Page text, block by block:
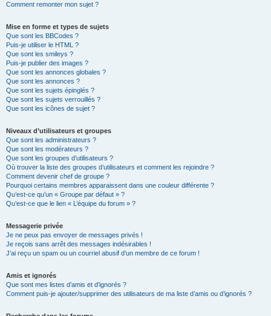
Comment remonter mon sujet ?
Mise en forme et types de sujets
Que sont les BBCodes ?
Puis-je utiliser le HTML ?
Que sont les smileys ?
Puis-je publier des images ?
Que sont les annonces globales ?
Que sont les annonces ?
Que sont les sujets épinglés ?
Que sont les sujets verrouillés ?
Que sont les icônes de sujet ?
Niveaux d’utilisateurs et groupes
Que sont les administrateurs ?
Que sont les modérateurs ?
Que sont les groupes d’utilisateurs ?
Où trouver la liste des groupes d’utilisateurs et comment les rejoindre ?
Comment devenir chef de groupe ?
Pourquoi certains membres apparaissent dans une couleur différente ?
Qu’est-ce qu’un « Groupe par défaut » ?
Qu’est-ce que le lien « L’équipe du forum » ?
Messagerie privée
Je ne peux pas envoyer de messages privés !
Je reçois sans arrêt des messages indésirables !
J’ai reçu un spam ou un courriel abusif d’un membre de ce forum !
Amis et ignorés
Que sont mes listes d’amis et d’ignorés ?
Comment puis-je ajouter/supprimer des utilisateurs de ma liste d’amis ou d’ignorés ?